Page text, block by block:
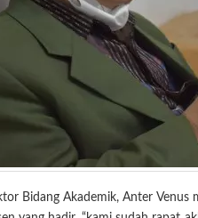
Bidang Akademik, Anter Venus